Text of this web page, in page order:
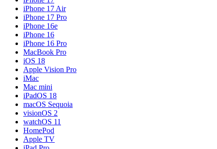
iPhone 17 Air
iPhone 17 Pro
iPhone 16e
iPhone 16
iPhone 16 Pro
MacBook Pro
iOS 18
Apple Vision Pro
iMac
Mac mini
iPadOS 18
macOS Sequoia
visionOS 2
watchOS 11
HomePod
Apple TV